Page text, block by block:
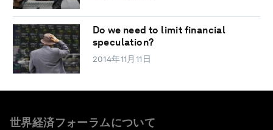
Do we need to limit financial
speculation?
2014年11月11日
世界経済フォーラムについて